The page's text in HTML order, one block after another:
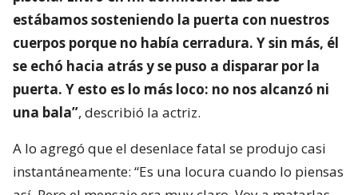
estábamos sosteniendo la puerta con nuestros
cuerpos porque no había cerradura. Y sin más, él
se echó hacia atrás y se puso a disparar por la
puerta. Y esto es lo más loco: no nos alcanzó ni
una bala”, describió la actriz.
A lo agregó que el desenlace fatal se produjo casi
instantáneamente: “Es una locura cuando lo piensas